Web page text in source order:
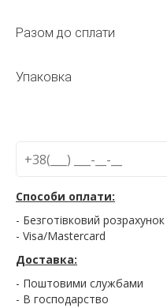
Разом до сплати
Упаковка
Способи оплати:
- Безготівковий розрахунок
- Visa/Mastercard
Доставка:
- Поштовими службами
- В господарство